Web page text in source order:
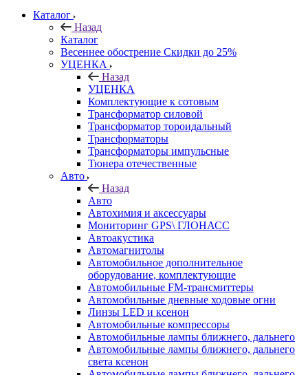
Каталог
Назад
Каталог
Весеннее обострение Скидки до 25%
УЦЕНКА
Назад
УЦЕНКА
Комплектующие к сотовым
Трансформатор силовой
Трансформатор тороидальный
Трансформаторы
Трансформаторы импульсные
Тюнера отечественные
Авто
Назад
Авто
Автохимия и аксессуары
Мониторинг GPS\ ГЛОНАСС
Автоакустика
Автомагнитолы
Автомобильное дополнительное
оборудование, комплектующие
Автомобильные FM-трансмиттеры
Автомобильные дневные ходовые огни
Линзы LED и ксенон
Автомобильные компрессоры
Автомобильные лампы ближнего, дальнего
Автомобильные лампы ближнего, дальнего
света ксенон